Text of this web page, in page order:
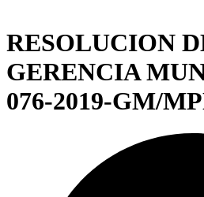
RESOLUCION
GERENCIA
076-2019-GM/